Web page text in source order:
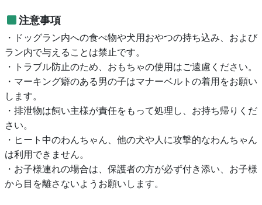
注意事項
・ドッグラン内への食べ物や犬用おやつの持ち込み、および
ラン内で与えることは禁止です。
・トラブル防止のため、おもちゃの使用はご遠慮ください。
・マーキング癖のある男の子はマナーベルトの着用をお願い
します。
・排泄物は飼い主様が責任をもって処理し、お持ち帰りくだ
さい。
・ヒート中のわんちゃん、他の犬や人に攻撃的なわんちゃん
は利用できません。
・お子様連れの場合は、保護者の方が必ず付き添い、お子様
から目を離さないようお願いします。